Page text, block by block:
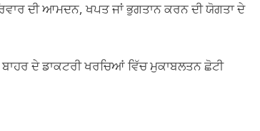
ਦੀ ਆਮਦਨ, ਖਪਤ ਜਾਂ ਭੁਗਤਾਨ ਕਰਨ ਦੀ ਯੋਗਤਾ ਦੇ
ਦੇ ਡਾਕਟਰੀ ਖਰਚਿਆਂ ਵਿੱਚ ਮੁਕਾਬਲਤਨ ਛੋਟੀ